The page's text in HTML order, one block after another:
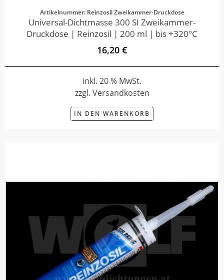
Artikelnummer: Reinzosil Zweikammer-Druckdose
Universal-Dichtmasse 300 SI Zweikammer-
Druckdose | Reinzosil | 200 ml | bis +320°C
16,20 €
inkl. 20 % MwSt.
zzgl. Versandkosten
IN DEN WARENKORB